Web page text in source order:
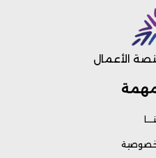
مهمة
الأعمال